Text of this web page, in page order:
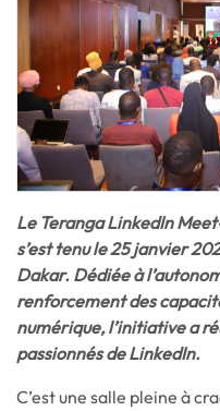
Le Teranga LinkedIn
s’est tenu le 25 janvier
Dakar. Dédiée à
renforcement des
numérique, l’initiative a
passionnés de LinkedIn.
C’est une salle pleine à